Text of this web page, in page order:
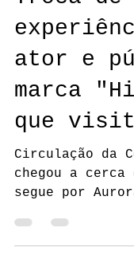
cobaiacenica
1 de abr.
2
Troca de
ator e
marca
que